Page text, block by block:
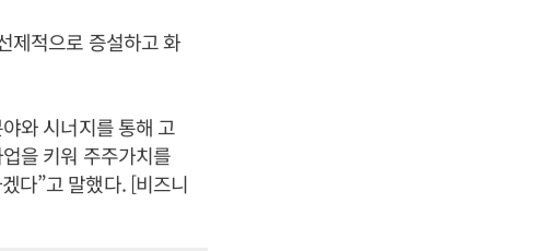
제적으로 증설하고 화
와 시너지를 통해 고
을 키워 주주가치를
다”고 말했다. [비즈니